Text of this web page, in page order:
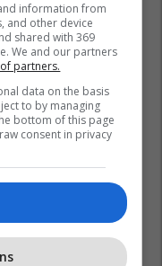
Reklamo këtu
information from
and other device
shared with 369
We and our partners
partners.
data on the basis
to by managing
bottom of this page
consent in privacy